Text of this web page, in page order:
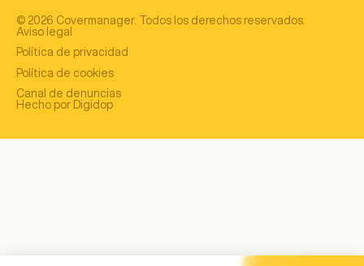
© 2026 Covermanager. Todos los derechos reservados.
Aviso legal
Política de privacidad
Política de cookies
Canal de denuncias
Hecho por Digidop